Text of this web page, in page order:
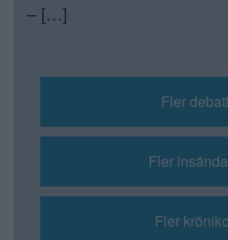
– […]
Fler
Fler
Fler